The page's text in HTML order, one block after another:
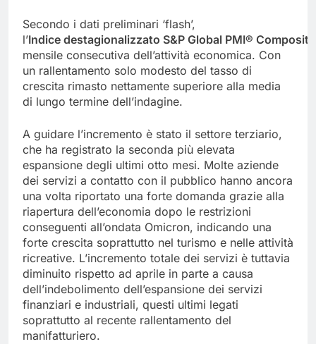
Secondo i dati preliminari ‘flash’,
l’Indice destagionalizzato S&P Global PMI® Composito
mensile consecutiva dell’attività economica. Con
un rallentamento solo modesto del tasso di
crescita rimasto nettamente superiore alla media
di lungo termine dell’indagine.
A guidare l’incremento è stato il settore terziario,
che ha registrato la seconda più elevata
espansione degli ultimi otto mesi. Molte aziende
dei servizi a contatto con il pubblico hanno ancora
una volta riportato una forte domanda grazie alla
riapertura dell’economia dopo le restrizioni
conseguenti all’ondata Omicron, indicando una
forte crescita soprattutto nel turismo e nelle attività
ricreative. L’incremento totale dei servizi è tuttavia
diminuito rispetto ad aprile in parte a causa
dell’indebolimento dell’espansione dei servizi
finanziari e industriali, questi ultimi legati
soprattutto al recente rallentamento del
manifatturiero.